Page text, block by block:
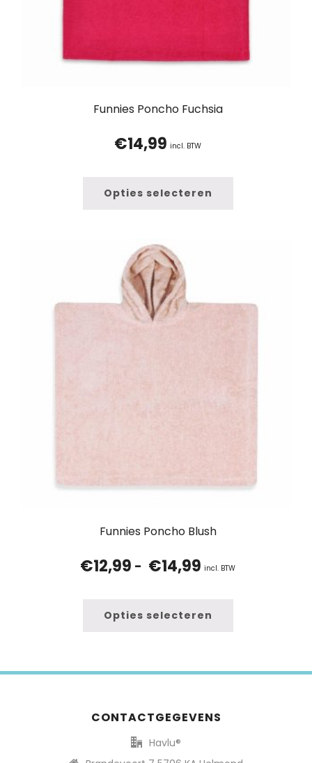
Funnies Poncho Fuchsia
€14,99 incl. BTW
Opties selecteren
Funnies Poncho Blush
€12,99 - €14,99 Prijsklasse:
€12,99
incl. BTW
Opties selecteren
CONTACTGEGEVENS
Havlu®